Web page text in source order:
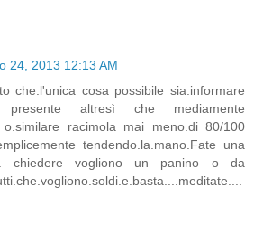
24, 2013 12:13 AM
che.l'unica cosa possibile sia.informare
altresì che mediamente
o.similare racimola mai meno.di 80/100
tendendo.la.mano.Fate una
chiedere vogliono un panino o da